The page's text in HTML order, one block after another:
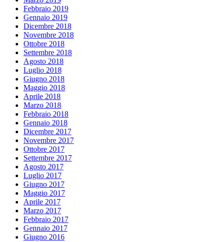
Febbraio 2019
Gennaio 2019
Dicembre 2018
Novembre 2018
Ottobre 2018
Settembre 2018
Agosto 2018
Luglio 2018
Giugno 2018
Maggio 2018
Aprile 2018
Marzo 2018
Febbraio 2018
Gennaio 2018
Dicembre 2017
Novembre 2017
Ottobre 2017
Settembre 2017
Agosto 2017
Luglio 2017
Giugno 2017
Maggio 2017
Aprile 2017
Marzo 2017
Febbraio 2017
Gennaio 2017
Giugno 2016